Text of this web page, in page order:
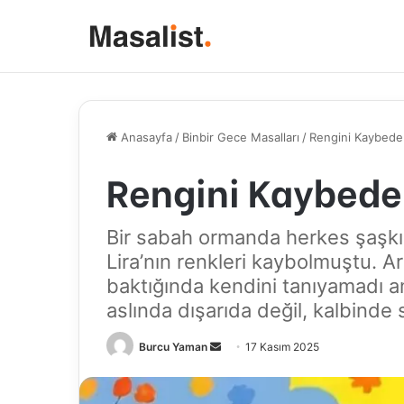
Anasayfa / Binbir Gece Masalları / Rengini
Rengini
Bir sabah ormanda herkes
Lira’nın renkleri kaybolmuştu.
baktığında kendini
aslında dışarıda değil,
Burcu Yaman
Bir
posta
17 Kasım 2025